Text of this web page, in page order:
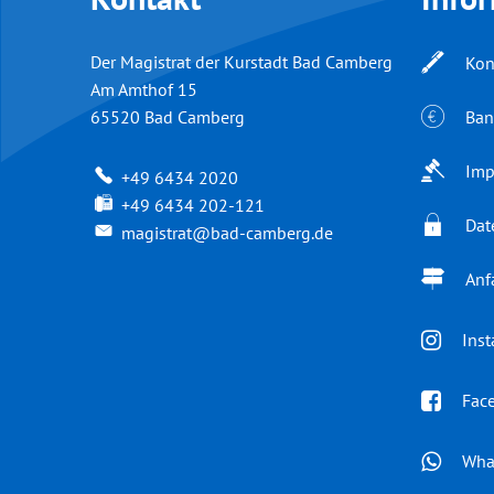
Der Magistrat der Kurstadt Bad Camberg
Am Amthof 15
65520 Bad Camberg
+49 6434 2020
+49 6434 202-121
magistrat@bad-camberg.de